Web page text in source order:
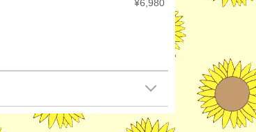
¥6,980